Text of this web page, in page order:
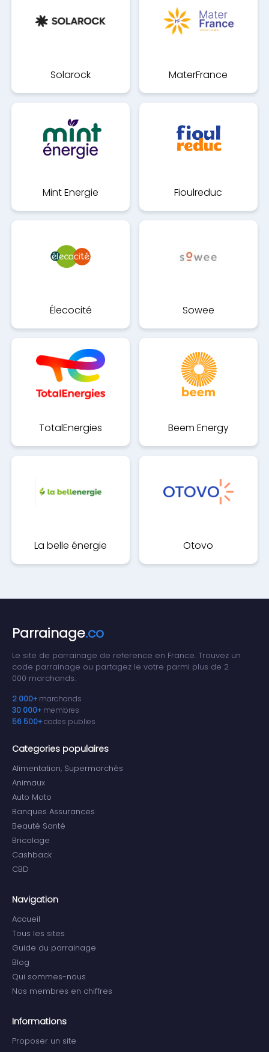
Solarock MaterFrance
Mint Energie Fioulreduc
Élecocité Sowee
TotalEnergies Beem Energy
La belle énergie Otovo
Parrainage.co
Le site de parrainage de reference en France. Trouvez un
code parrainage ou partagez le votre parmi plus de 2
000 marchands.
2 000+ marchands
30 000+ membres
56 500+codes publies
Categories populaires
Alimentation, Supermarchés
Animaux
Auto Moto
Banques Assurances
Beauté Santé
Bricolage
Cashback
CBD
Navigation
Accueil
Tous les sites
Guide du parrainage
Blog
Qui sommes-nous
Nos membres en chiffres
Informations
Proposer un site